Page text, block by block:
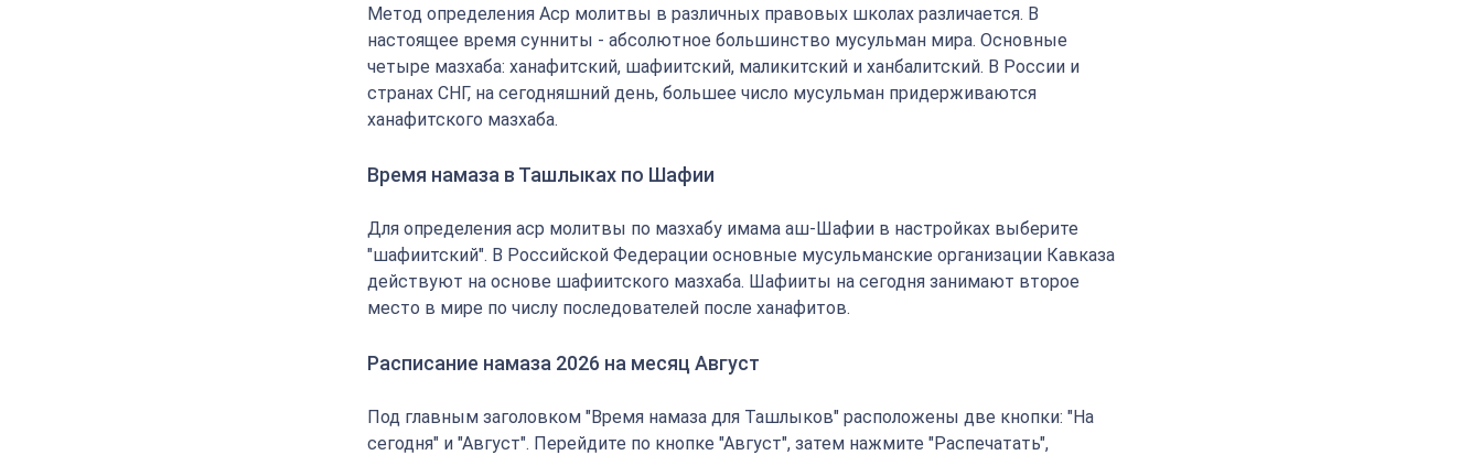
Метод определения Аср молитвы в различных правовых школах различается. В
настоящее время сунниты - абсолютное большинство мусульман мира. Основные
четыре мазхаба: ханафитский, шафиитский, маликитский и ханбалитский. В России и
странах СНГ, на сегодняшний день, большее число мусульман придерживаются
ханафитского мазхаба.
Время намаза в Ташлыках по Шафии
Для определения аср молитвы по мазхабу имама аш-Шафии в настройках выберите
"шафиитский". В Российской Федерации основные мусульманские организации Кавказа
действуют на основе шафиитского мазхаба. Шафииты на сегодня занимают второе
место в мире по числу последователей после ханафитов.
Расписание намаза 2026 на месяц Август
Под главным заголовком "Время намаза для Ташлыков" расположены две кнопки: "На
сегодня" и "Август". Перейдите по кнопке "Август", затем нажмите "Распечатать",